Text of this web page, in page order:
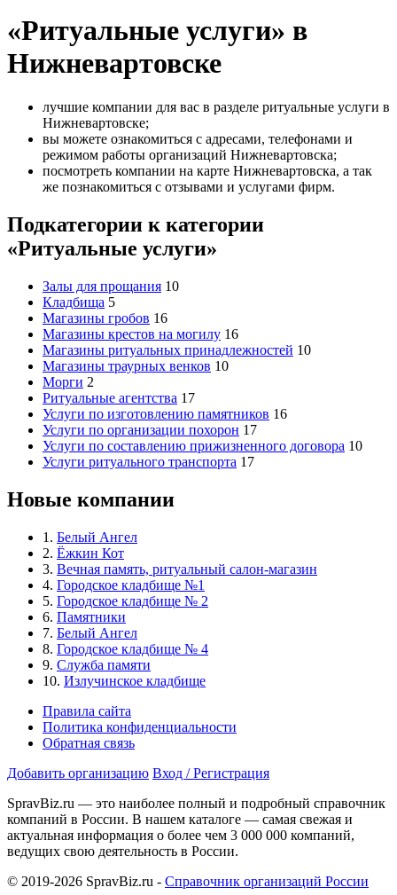
«Ритуальные услуги» в
Нижневартовске
лучшие компании для вас в разделе ритуальные услуги в
Нижневартовске;
вы можете ознакомиться с адресами, телефонами и
режимом работы организаций Нижневартовска;
посмотреть компании на карте Нижневартовска, а так
же познакомиться с отзывами и услугами фирм.
Подкатегории к категории
«Ритуальные услуги»
Залы для прощания 10
Кладбища 5
Магазины гробов 16
Магазины крестов на могилу 16
Магазины ритуальных принадлежностей 10
Магазины траурных венков 10
Морги 2
Ритуальные агентства 17
Услуги по изготовлению памятников 16
Услуги по организации похорон 17
Услуги по составлению прижизненного договора 10
Услуги ритуального транспорта 17
Новые компании
1. Белый Ангел
2. Ёжкин Кот
3. Вечная память, ритуальный салон-магазин
4. Городское кладбище №1
5. Городское кладбище № 2
6. Памятники
7. Белый Ангел
8. Городское кладбище № 4
9. Служба памяти
10. Излучинское кладбище
Правила сайта
Политика конфиденциальности
Обратная связь
Добавить организацию Вход / Регистрация
SpravBiz.ru — это наиболее полный и подробный справочник
компаний в России. В нашем каталоге — самая свежая и
актуальная информация о более чем 3 000 000 компаний,
ведущих свою деятельность в России.
© 2019-2026 SpravBiz.ru - Справочник организаций России